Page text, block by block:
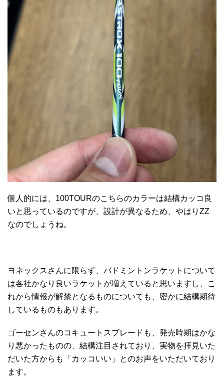
個人的には、100TOURのこちらのカラーは結構カッコ良
いと思っているのですが、設計が異なるため、やはりZZ
なのでしょうね。
ヨネックスさんに限らず、バドミントンラケットについて
は各社かなり良いラケットが増えていると思いますし、こ
れから情報が解禁となるものについても、密かに結構期待
しているものもあります。
ゴーセンさんのコキュートスブレードも、発売時期はかな
り悪かったものの、結構注目されており、実物を拝見いた
だいた方からも「カッコいい」とのお声をいただいており
ます。